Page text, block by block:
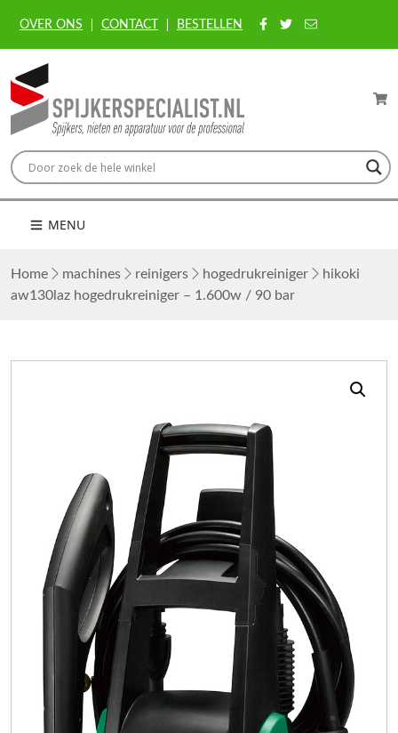
OVER ONS CONTACT BESTELLEN
MENU
Home machines reinigers hogedrukreiniger
hikoki
aw130laz hogedrukreiniger – 1.600w / 90 bar